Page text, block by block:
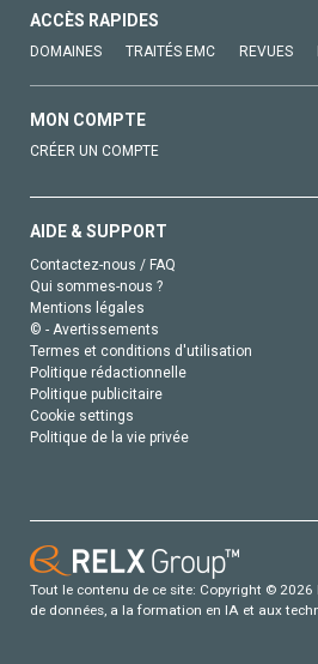
ACCÈS RAPIDES
DOMAINES TRAITÉS EMC REVUES
MON COMPTE
CRÉER UN COMPTE
AIDE & SUPPORT
Contactez-nous / FAQ
Qui sommes-nous ?
Mentions légales
© - Avertissements
Termes et conditions d'utilisation
Politique rédactionnelle
Politique publicitaire
Cookie settings
Politique de la vie privée
Tout le contenu de ce site: Copyright ©
de données, a la formation en IA et aux